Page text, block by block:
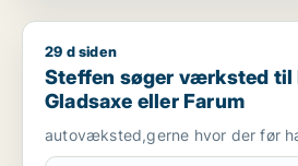
Steffen søger værksted til leje i
29 d siden
Steffen søger værksted til
Gladsaxe eller Farum
autovæksted,gerne hvor der før